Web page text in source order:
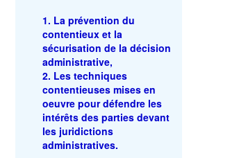
1. La prévention du
contentieux et la
sécurisation de la décision
administrative,
2. Les techniques
contentieuses mises en
oeuvre pour défendre les
intérêts des parties devant
les juridictions
administratives.